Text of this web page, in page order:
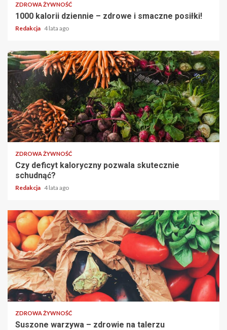
ZDROWA ŻYWNOŚĆ
1000 kalorii dziennie – zdrowe i smaczne posiłki!
Redakcja 4 lata ago
1 min read
ZDROWA ŻYWNOŚĆ
Czy deficyt kaloryczny pozwala skutecznie
schudnąć?
Redakcja 4 lata ago
2 min read
ZDROWA ŻYWNOŚĆ
Suszone warzywa – zdrowie na talerzu